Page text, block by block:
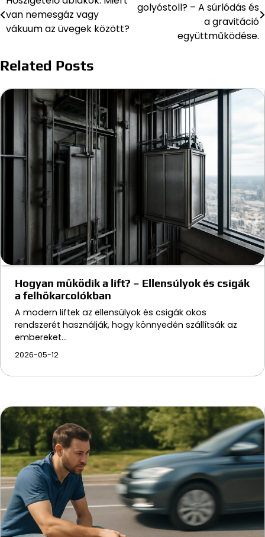
navigáció
van nemesgáz vagy
vákuum az üvegek között?
golyóstoll? – A súrlódás és
a gravitáció
együttműködése.
Related Posts
Hogyan működik a lift? – Ellensúlyok és csigák
a felhőkarcolókban
A modern liftek az ellensúlyok és csigák okos
rendszerét használják, hogy könnyedén szállítsák az
embereket…
2026-05-12